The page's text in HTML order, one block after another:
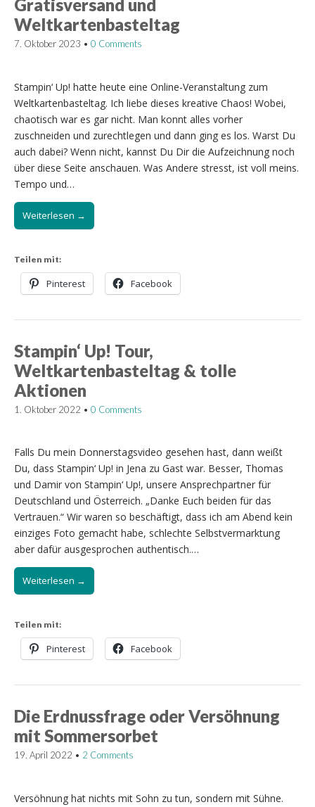
Gratisversand und
Weltkartenbasteltag
7. Oktober 2023 • 0 Comments
Stampin‘ Up! hatte heute eine Online-Veranstaltung zum
Weltkartenbasteltag. Ich liebe dieses kreative Chaos! Wobei,
chaotisch war es gar nicht. Man konnt alles vorher
zuschneiden und zurechtlegen und dann ging es los. Warst Du
auch dabei? Wenn nicht, kannst Du Dir die Aufzeichnung noch
über diese Seite anschauen. Was Andere stresst, ist voll meins.
Tempo und…
Weiterlesen →
Teilen mit:
Pinterest Facebook
Stampin‘ Up! Tour,
Weltkartenbasteltag & tolle
Aktionen
1. Oktober 2022 • 0 Comments
Falls Du mein Donnerstagsvideo gesehen hast, dann weißt
Du, dass Stampin‘ Up! in Jena zu Gast war. Besser, Thomas
und Damir von Stampin‘ Up!, unsere Ansprechpartner für
Deutschland und Österreich. „Danke Euch beiden für das
Vertrauen.“ Wir waren so beschäftigt, dass ich am Abend kein
einziges Foto gemacht habe, schlechte Selbstvermarktung
aber dafür ausgesprochen authentisch.…
Weiterlesen →
Teilen mit:
Pinterest Facebook
Die Erdnussfrage oder Versöhnung
mit Sommersorbet
19. April 2022 • 2 Comments
Versöhnung hat nichts mit Sohn zu tun, sondern mit Sühne.